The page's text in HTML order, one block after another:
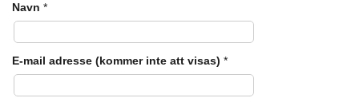
Navn *
E-mail adresse (kommer inte att visas) *